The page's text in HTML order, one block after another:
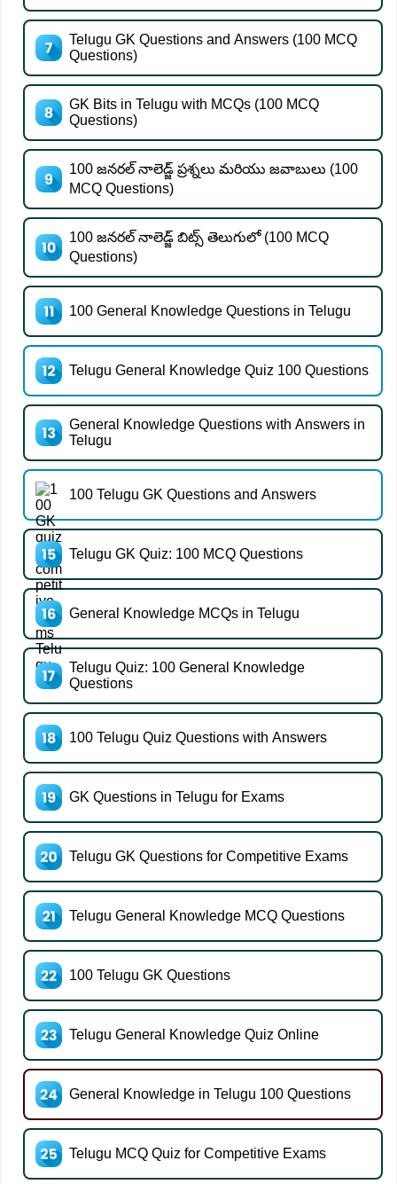
Telugu GK Questions and Answers (100 MCQ
Questions)
GK Bits in Telugu with MCQs (100 MCQ
Questions)
100 జనరల్ నాలెడ్జ్ ప్రశ్నలు మరియు జవాబులు (100
MCQ Questions)
100 జనరల్ నాలెడ్జ్ బిట్స్ తెలుగులో (100 MCQ
Questions)
100 General Knowledge Questions in Telugu
Telugu General Knowledge Quiz 100 Questions
General Knowledge Questions with Answers in
Telugu
100 Telugu GK Questions and Answers
Telugu GK Quiz: 100 MCQ Questions
General Knowledge MCQs in Telugu
Telugu Quiz: 100 General Knowledge
Questions
100 Telugu Quiz Questions with Answers
GK Questions in Telugu for Exams
Telugu GK Questions for Competitive Exams
Telugu General Knowledge MCQ Questions
100 Telugu GK Questions
Telugu General Knowledge Quiz Online
General Knowledge in Telugu 100 Questions
Telugu MCQ Quiz for Competitive Exams